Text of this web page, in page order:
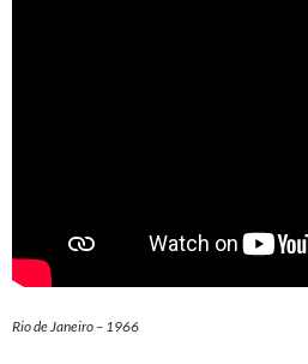
Rio de Janeiro – 1966